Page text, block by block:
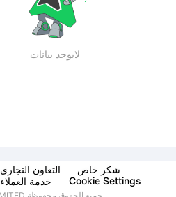
لايوجد بيانات
التعاون التجاري
شكر خاص
خدمة العملاء Cookie Settings